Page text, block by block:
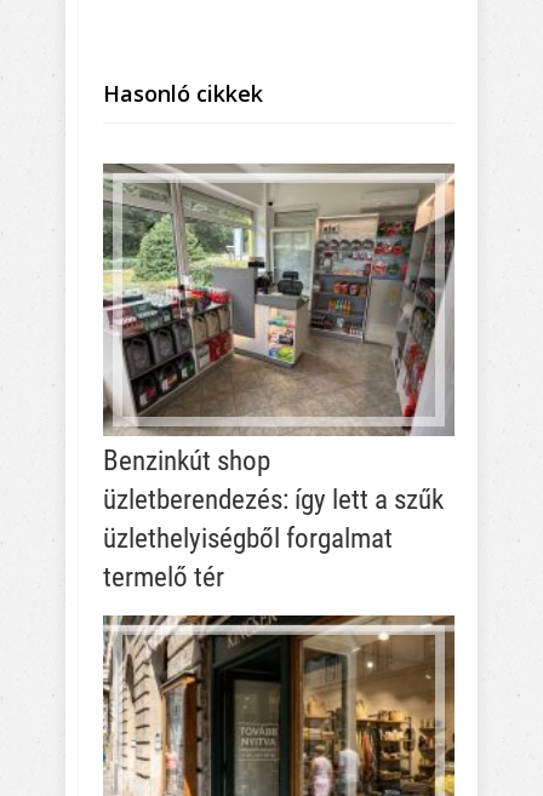
Hasonló cikkek
Benzinkút shop
üzletberendezés: így lett a szűk
üzlethelyiségből forgalmat
termelő tér